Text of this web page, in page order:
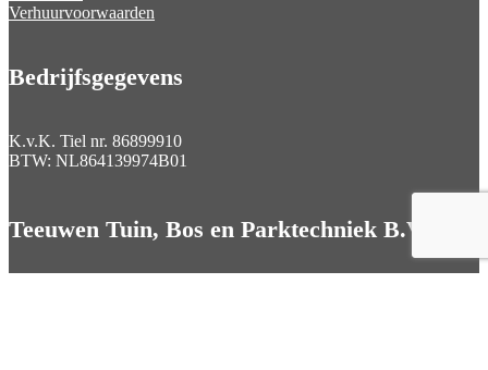
Verhuurvoorwaarden
Bedrijfsgegevens
K.v.K. Tiel nr. 86899910
BTW: NL864139974B01
Teeuwen Tuin, Bos en Parktechniek B.V.